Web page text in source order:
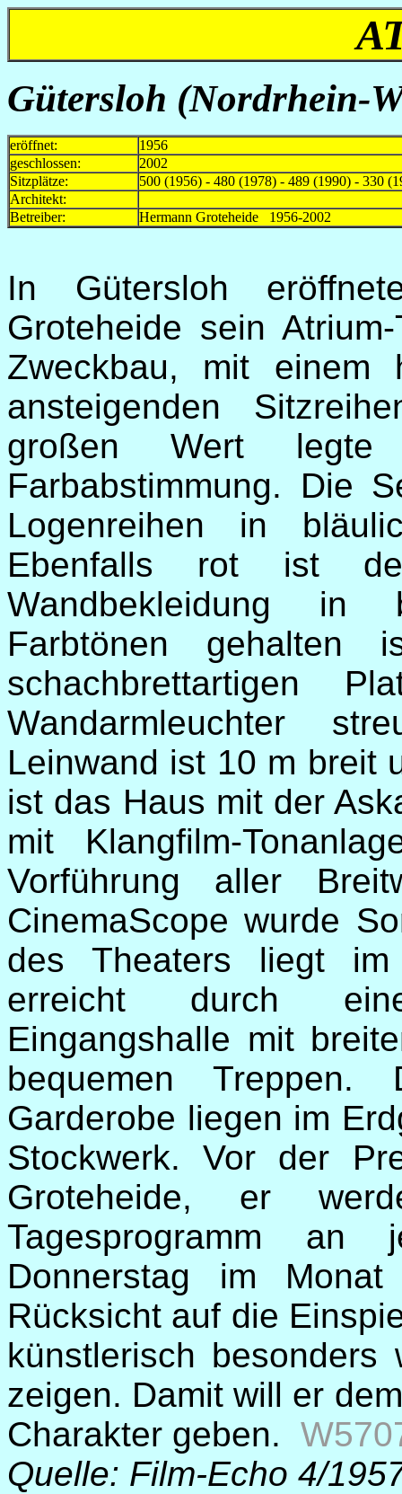
Gütersloh (Nordrhein-
eröffnet:
1956
geschlossen:
2002
Sitzplätze:
500 (1956) - 480 (1978) - 489 (1990) - 330
Architekt:
Betreiber:
Hermann Groteheide 1956-2002
In Gütersloh
Groteheide sein
Zweckbau, mit einem
ansteigenden
großen Wert
Farbabstimmung. Die
Logenreihen in
Ebenfalls rot ist
Wandbekleidung in
Farbtönen
schachbrettartigen
Wandarmleuchter
Leinwand ist 10 m breit
ist das Haus mit der
mit Klangfilm-
Vorführung aller
CinemaScope wurde
des Theaters liegt
erreicht durch
Eingangshalle mit
bequemen
Garderobe liegen im
Stockwerk. Vor der
Groteheide, er
Tagesprogramm
Donnerstag im
Rücksicht auf die
künstlerisch
zeigen. Damit will er
Charakter geben.
Quelle: Film-Echo 4/